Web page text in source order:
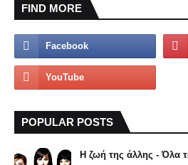
FIND MORE
POPULAR POSTS
Η ζωή της άλλης - Όλα